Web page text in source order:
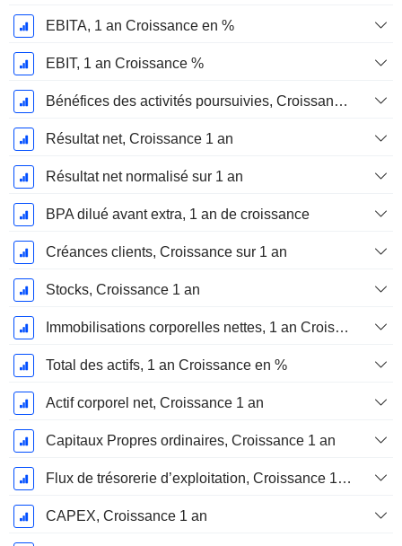
EBITA, 1 an Croissance en %
EBIT, 1 an Croissance %
Bénéfices des activités poursuivies, Croissance 1 an
Résultat net, Croissance 1 an
Résultat net normalisé sur 1 an
BPA dilué avant extra, 1 an de croissance
Créances clients, Croissance sur 1 an
Stocks, Croissance 1 an
Immobilisations corporelles nettes, 1 an Croissance
Total des actifs, 1 an Croissance en %
Actif corporel net, Croissance 1 an
Capitaux Propres ordinaires, Croissance 1 an
Flux de trésorerie d’exploitation, Croissance 1 an
CAPEX, Croissance 1 an